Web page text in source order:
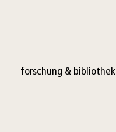
forschung & bibliothek